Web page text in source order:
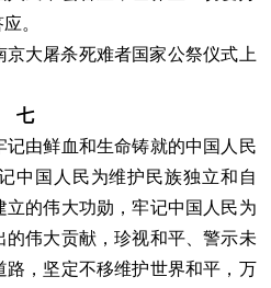
。
大屠杀死难者国家公祭仪式上
七
由鲜血和生命铸就的中国人民
中国人民为维护民族独立和自
的伟大功勋，牢记中国人民为
伟大贡献，珍视和平、警示未
，坚定不移维护世界和平，万